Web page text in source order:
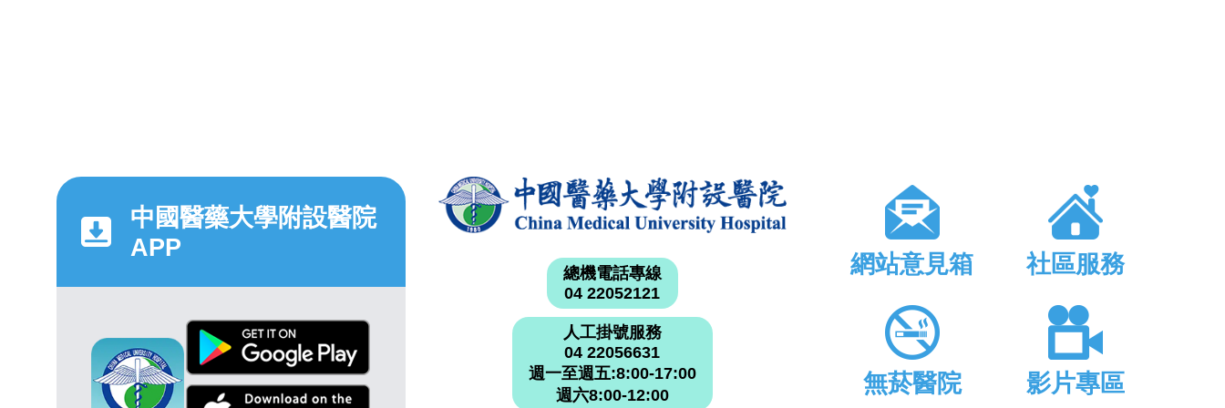
中國醫藥大學附設醫院
APP
總機電話專線
04 22052121
人工掛號服務
04 22056631
週一至週五:8:00-17:00
週六8:00-12:00
網站意見箱 社區服務
無菸醫院 影片專區